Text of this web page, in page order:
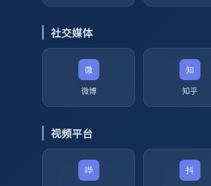
社交媒体
微博 知乎
视频平台